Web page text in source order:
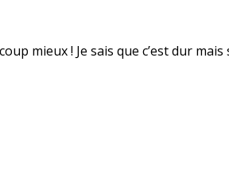
mieux ! Je sais que c’est dur